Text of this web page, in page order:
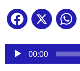
Facebook
X
Reproductor
audio
00:00